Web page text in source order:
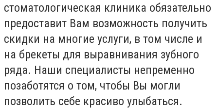
стоматологическая клиника обязательно
предоставит Вам возможность получить
скидки на многие услуги, в том числе и
на брекеты для выравнивания зубного
ряда. Наши специалисты непременно
позаботятся о том, чтобы Вы могли
позволить себе красиво улыбаться.